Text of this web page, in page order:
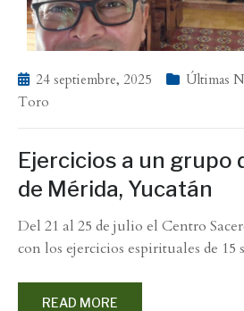
24 septiembre, 2025 Últimas
Toro
Ejercicios a un grupo
de Mérida, Yucatán
Del 21 al 25 de julio el Centro
con los ejercicios espirituales de 15
READ MORE